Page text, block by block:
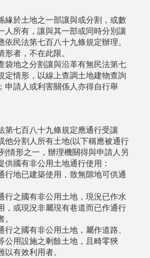
緣於土地之一部讓與或分割，或數
人所有，讓與其一部或同時分別讓
依民法第七百八十九條規定辦理。
形者，不在此限。
袋地之分割讓與沿革有無民法第七
定情形，以線上查調土地建物查詢
申請人或利害關係人亦得自行舉
第七百八十九條規定應通行受讓
他分割人所有土地(以下稱應被通行
情形之一，辦理機關得與申請人另
供國有非公用土地通行使用：
行地已建築使用，致無隙地可供通
行之國有非公用土地，現況已作水
，或現況非屬現有巷道而已作通行
行之國有非公用土地，屬作道路、
公用設施之剩餘土地，且畸零狹
以有效利用者。